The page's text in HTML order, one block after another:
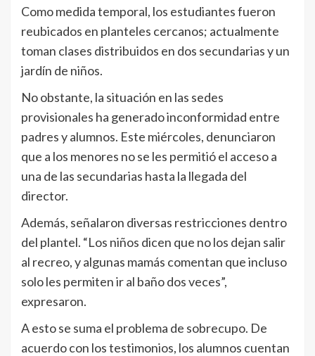
Como medida temporal, los estudiantes fueron
reubicados en planteles cercanos; actualmente
toman clases distribuidos en dos secundarias y un
jardín de niños.
No obstante, la situación en las sedes
provisionales ha generado inconformidad entre
padres y alumnos. Este miércoles, denunciaron
que a los menores no se les permitió el acceso a
una de las secundarias hasta la llegada del
director.
Además, señalaron diversas restricciones dentro
del plantel. “Los niños dicen que no los dejan salir
al recreo, y algunas mamás comentan que incluso
solo les permiten ir al baño dos veces”,
expresaron.
A esto se suma el problema de sobrecupo. De
acuerdo con los testimonios, los alumnos cuentan